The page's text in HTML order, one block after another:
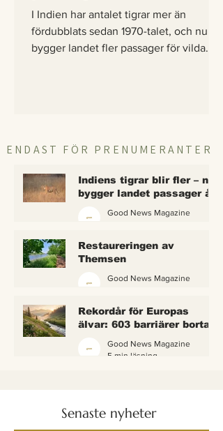
I Indien har antalet tigrar mer än
fördubblats sedan 1970-talet, och nu
bygger landet fler passager för vilda
ENDAST FÖR PRENUMERANTER
Indiens tigrar blir fler – nu
bygger landet passager åt
Good News Magazine
Restaureringen av
Themsen
Good News Magazine
Rekordår för Europas
älvar: 603 barriärer borta
igen
Good News Magazine
5 min läsning
Senaste nyheter